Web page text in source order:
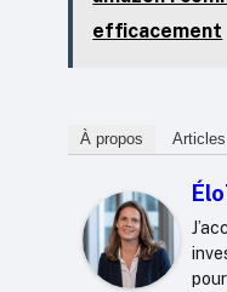
efficacement
À propos